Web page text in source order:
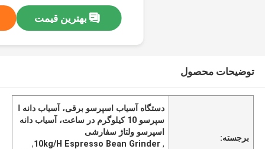
بهترین قیمت
توضیحات محصول
برجسته:
دستگاه آسیاب اسپرسو برقی، آسیاب دانه ا
سپرسو 10 کیلوگرم در ساعت، آسیاب دانه
اسپرسو ولتاژ سفارشی
,
10kg/H Espresso Bean Grinder
,